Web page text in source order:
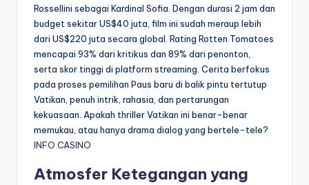
Rossellini sebagai Kardinal Sofia. Dengan durasi 2 jam dan
budget sekitar US$40 juta, film ini sudah meraup lebih
dari US$220 juta secara global. Rating Rotten Tomatoes
mencapai 93% dari kritikus dan 89% dari penonton,
serta skor tinggi di platform streaming. Cerita berfokus
pada proses pemilihan Paus baru di balik pintu tertutup
Vatikan, penuh intrik, rahasia, dan pertarungan
kekuasaan. Apakah thriller Vatikan ini benar-benar
memukau, atau hanya drama dialog yang bertele-tele?
INFO CASINO
Atmosfer Ketegangan yang